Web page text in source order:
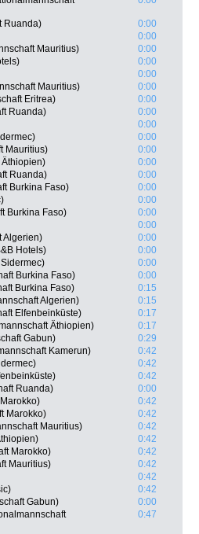
Ruanda)
0:00
0:00
Mauritius)
0:00
0:00
0:00
Mauritius)
0:00
Eritrea)
0:00
Ruanda)
0:00
0:00
0:00
Mauritius)
0:00
Äthiopien)
0:00
Ruanda)
0:00
Burkina Faso)
0:00
0:00
Burkina Faso)
0:00
0:00
Algerien)
0:00
Hotels)
0:00
0:00
Burkina Faso)
0:00
Burkina Faso)
0:15
Algerien)
0:15
Elfenbeinküste)
0:17
Äthiopien)
0:17
Gabun)
0:29
Kamerun)
0:42
0:42
0:42
Ruanda)
0:00
0:42
Marokko)
0:42
Mauritius)
0:42
0:42
Marokko)
0:42
Mauritius)
0:42
0:42
0:42
Gabun)
0:00
0:47